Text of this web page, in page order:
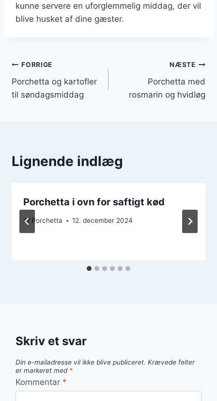
kunne servere en uforglemmelig middag, der vil
blive husket af dine gæster.
Indlægsnavigation
FORRIGE
Porchetta og kartofler
til søndagsmiddag
NÆSTE
Porchetta med
rosmarin og hvidløg
Lignende indlæg
Porchetta i ovn for saftigt kød
Af Porchetta 12. december 2024
Skriv et svar
Din e-mailadresse vil ikke blive publiceret. Krævede felter
er markeret med *
Kommentar *